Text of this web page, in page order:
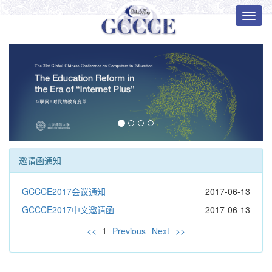
‹ ›
邀请函通知
2017-06-13
GCCCE2017会议通知
2017-06-13
GCCCE2017中文邀请函
<< 1 Previous Next >>